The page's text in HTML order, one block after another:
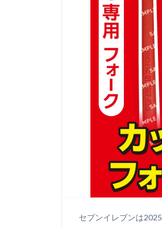
セブンイレブンは